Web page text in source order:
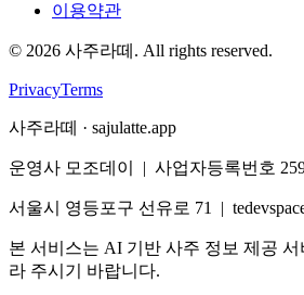
이용약관
© 2026 사주라떼. All rights reserved.
PrivacyTerms
사주라떼 · sajulatte.app
운영사 모조데이 | 사업자등록번호
서울시 영등포구 선유로 71 |
본 서비스는 AI 기반 사주 정보 제공
라 주시기 바랍니다.